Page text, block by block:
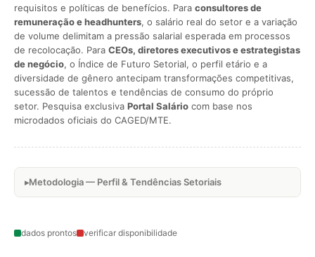
requisitos e políticas de benefícios. Para consultores de
remuneração e headhunters, o salário real do setor e a variação
de volume delimitam a pressão salarial esperada em processos
de recolocação. Para CEOs, diretores executivos e estrategistas
de negócio, o Índice de Futuro Setorial, o perfil etário e a
diversidade de gênero antecipam transformações competitivas,
sucessão de talentos e tendências de consumo do próprio
setor. Pesquisa exclusiva Portal Salário com base nos
microdados oficiais do CAGED/MTE.
Metodologia — Perfil & Tendências Setoriais
dados prontos verificar disponibilidade